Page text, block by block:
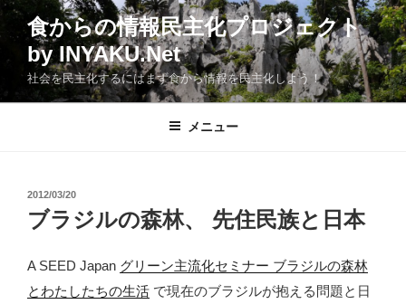
コ
食からの情報民主化プロジェクト
by INYAKU.Net
社会を民主化するにはまず食から情報を民主化しよう！
メニュー
投
日:
2012/03/20
ブラジルの森林、 先住民族と日本
A SEED Japan グリーン主流化セミナー ブラジルの森林
とわたしたちの生活 で現在のブラジルが抱える問題と日